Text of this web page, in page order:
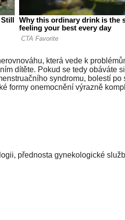
která vede k
dítěte. Pokud se tedy obáváte
syndromu, bolestí
formy onemocnění výrazně
přednosta gynekologické